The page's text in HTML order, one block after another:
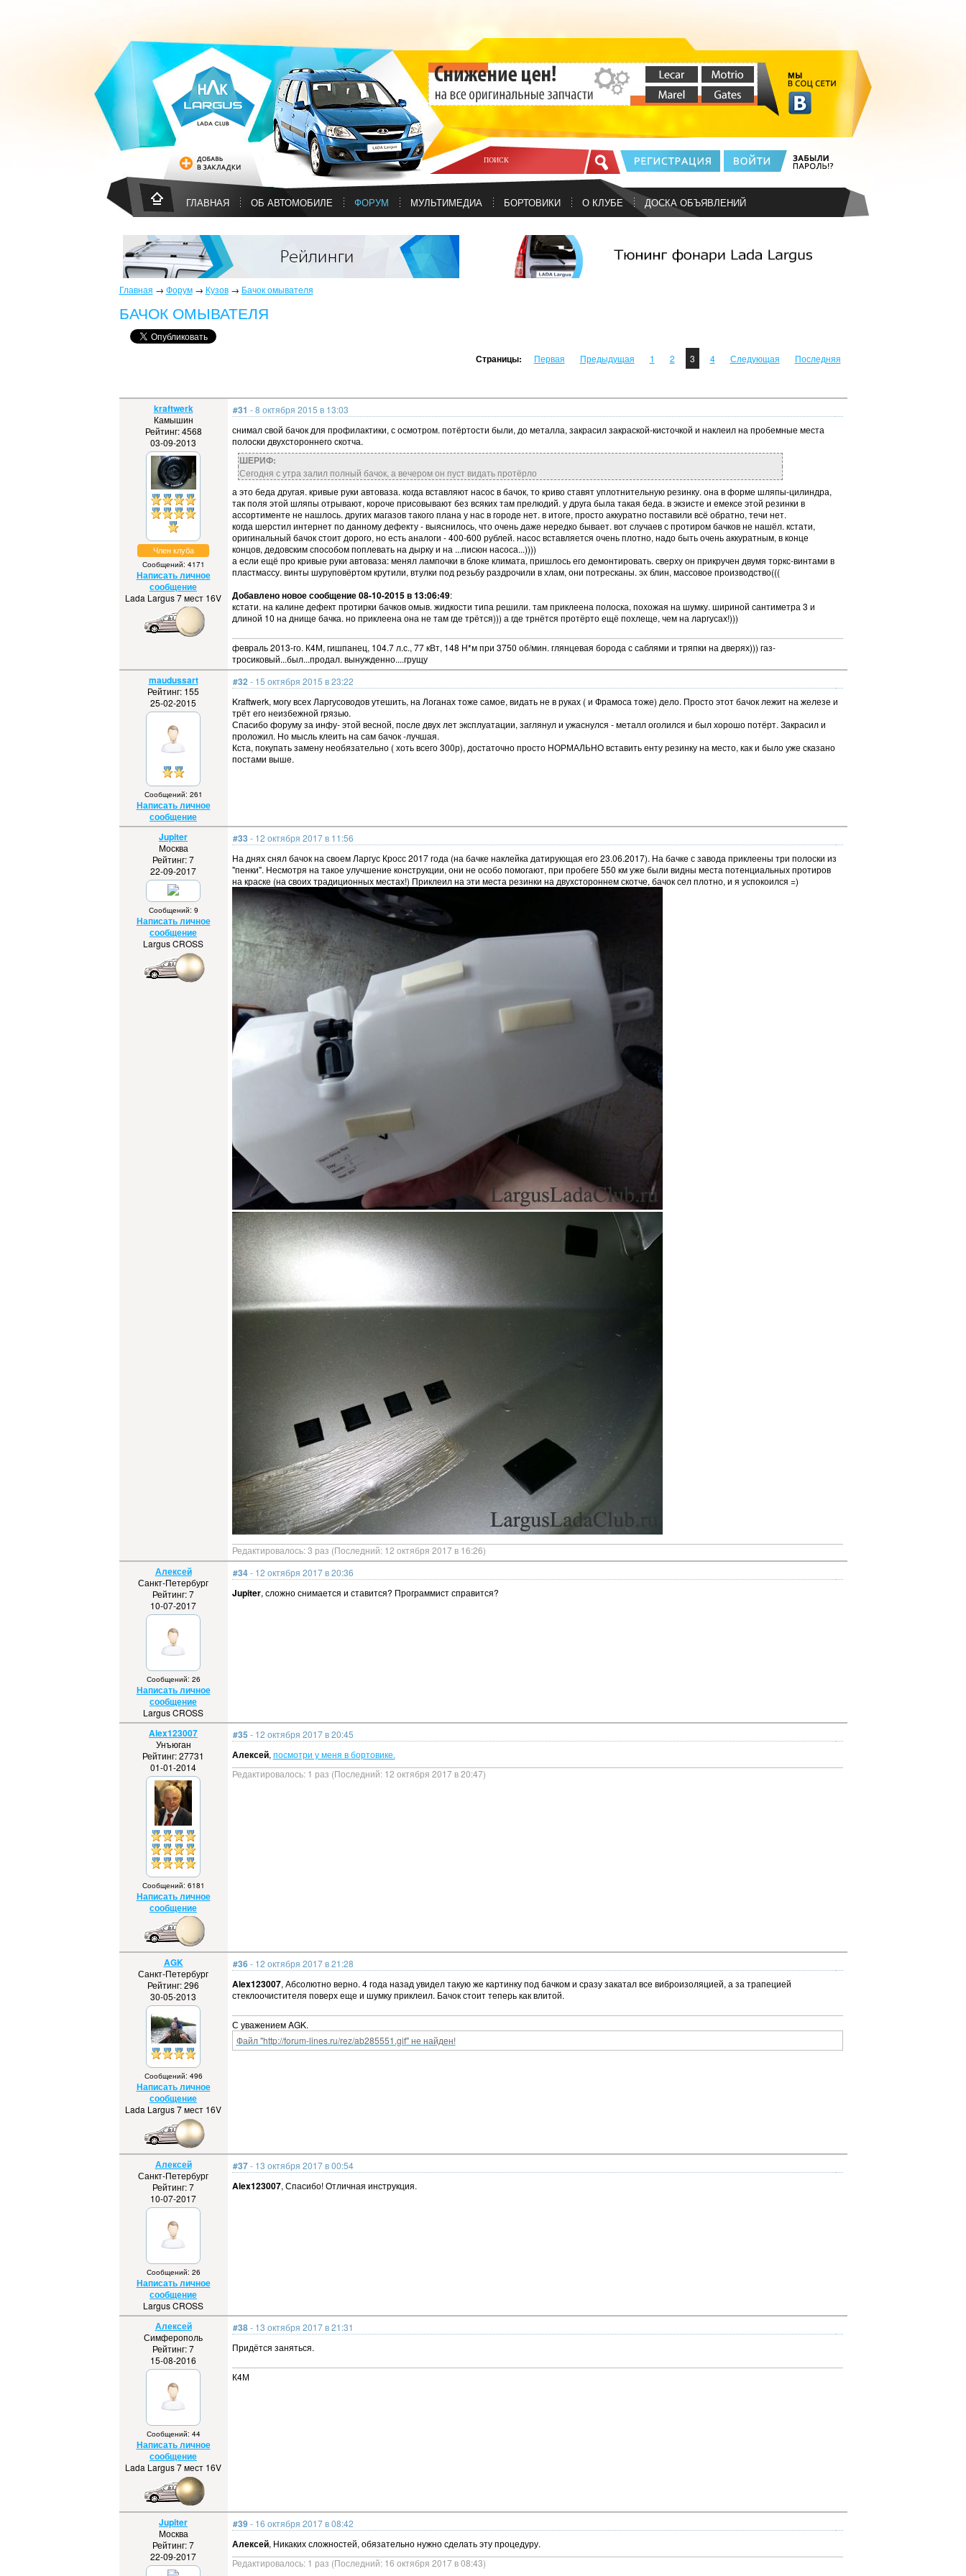
ГЛАВНАЯ ОБ АВТОМОБИЛЕ ФОРУМ МУЛЬТИМЕДИА БОРТОВИКИ О КЛУБЕ ДОСКА ОБЪЯВЛЕНИЙ
Главная → Форум→ Кузов→ Бачок омывателя
БАЧОК ОМЫВАТЕЛЯ
Страницы: Первая Предыдущая 1 2 3 4 Следующая Последняя
kraftwerk
Камышин
Рейтинг: 4568
03-09-2013
Член клуба
Сообщений: 4171
Написать личное
сообщение
Lada Largus 7 мест 16V
#31 - 8 октября 2015 в 13:03
снимал свой бачок для профилактики, с осмотром. потёртости были, до металла, закрасил закраской-кисточкой и наклеил на пробемные места
полоски двухстороннего скотча.
ШЕРИФ:
Сегодня с утра залил полный бачок, а вечером он пуст видать протёрло
а это беда другая. кривые руки автоваза. когда вставляют насос в бачок, то криво ставят уплотнительную резинку. она в форме шляпы-цилиндра,
так поля этой шляпы отрывают, короче присовывают без всяких там прелюдий. у друга была такая беда. в экзисте и емексе этой резинки в
ассортименте не нашлось. других магазов такого плана у нас в городе нет. в итоге, просто аккуратно поставили всё обратно, течи нет.
когда шерстил интернет по данному дефекту - выяснилось, что очень даже нередко бывает. вот случаев с протиром бачков не нашёл. кстати,
оригинальный бачок стоит дорого, но есть аналоги - 400-600 рублей. насос вставляется очень плотно, надо быть очень аккуратным, в конце
концов, дедовским способом поплевать на дырку и на ...писюн насоса...))))
а если ещё про кривые руки автоваза: менял лампочки в блоке климата, пришлось его демонтировать. сверху он прикручен двумя торкс-винтами в
пластмассу. винты шуруповёртом крутили, втулки под резьбу раздрочили в хлам, они потресканы. эх блин, массовое производство(((
Добавлено новое сообщение 08-10-2015 в 13:06:49:
кстати. на калине дефект протирки бачков омыв. жидкости типа решили. там приклеена полоска, похожая на шумку. шириной сантиметра 3 и
длиной 10 на днище бачка. но приклеена она не там где трётся))) а где трнётся протёрто ещё похлеще, чем на ларгусах!)))
февраль 2013-го. К4М, гишпанец, 104.7 л.с., 77 кВт, 148 Н*м при 3750 об/мин. глянцевая борода с саблями и тряпки на дверях))) газ-
тросиковый...был...продал. вынужденно....грущу
maudussart
Рейтинг: 155
25-02-2015
Сообщений: 261
Написать личное
сообщение
#32 - 15 октября 2015 в 23:22
Kraftwerk, могу всех Ларгусоводов утешить, на Логанах тоже самое, видать не в руках ( и Фрамоса тоже) дело. Просто этот бачок лежит на железе и
трёт его неизбежной грязью.
Спасибо форуму за инфу- этой весной, после двух лет эксплуатации, заглянул и ужаснулся - металл оголился и был хорошо потёрт. Закрасил и
проложил. Но мысль клеить на сам бачок -лучшая.
Кста, покупать замену необязательно ( хоть всего 300р), достаточно просто НОРМАЛЬНО вставить енту резинку на место, как и было уже сказано
постами выше.
Jupiter
Москва
Рейтинг: 7
22-09-2017
Сообщений: 9
Написать личное
сообщение
Largus CROSS
#33 - 12 октября 2017 в 11:56
На днях снял бачок на своем Ларгус Кросс 2017 года (на бачке наклейка датирующая его 23.06.2017). На бачке с завода приклеены три полоски из
"пенки". Несмотря на такое улучшение конструкции, они не особо помогают, при пробеге 550 км уже были видны места потенциальных протиров
на краске (на своих традиционных местах!) Приклеил на эти места резинки на двухстороннем скотче, бачок сел плотно, и я успокоился =)
Редактировалось: 3 раз (Последний: 12 октября 2017 в 16:26)
Алексей
Санкт-Петербург
Рейтинг: 7
10-07-2017
Сообщений: 26
Написать личное
сообщение
Largus CROSS
#34- 12 октября 2017 в 20:36
Jupiter, сложно снимается и ставится? Программист справится?
Alex123007
Унъюган
Рейтинг: 27731
01-01-2014
Сообщений: 6181
Написать личное
сообщение
#35 - 12 октября 2017 в 20:45
Алексей, посмотри у меня в бортовике.
Редактировалось: 1 раз (Последний: 12 октября 2017 в 20:47)
AGK
Санкт-Петербург
Рейтинг: 296
30-05-2013
Сообщений: 496
Написать личное
сообщение
Lada Largus 7 мест 16V
#36- 12 октября 2017 в 21:28
Alex123007, Абсолютно верно. 4 года назад увидел такую же картинку под бачком и сразу закатал все виброизоляцией, а за трапецией
стеклоочистителя поверх еще и шумку приклеил. Бачок стоит теперь как влитой.
С уважением AGK.
Файл "http://forum-lines.ru/rez/ab285551.gif" не найден!
Алексей
Санкт-Петербург
Рейтинг: 7
10-07-2017
Сообщений: 26
Написать личное
сообщение
Largus CROSS
#37- 13 октября 2017 в 00:54
Alex123007, Спасибо! Отличная инструкция.
Алексей
Симферополь
Рейтинг: 7
15-08-2016
Сообщений: 44
Написать личное
сообщение
Lada Largus 7 мест 16V
#38- 13 октября 2017 в 21:31
Придётся заняться.
К4М
Jupiter
Москва
Рейтинг: 7
22-09-2017
#39- 16 октября 2017 в 08:42
Алексей, Никаких сложностей, обязательно нужно сделать эту процедуру.
Редактировалось: 1 раз (Последний: 16 октября 2017 в 08:43)